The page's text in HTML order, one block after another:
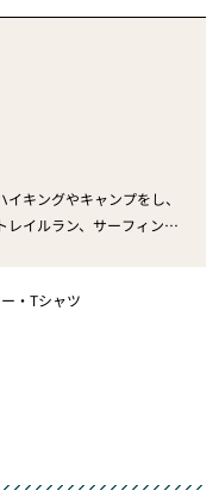
キングやキャンプをし、
イルラン、サーフィンに
イトギアに勤務。
・Tシャツ